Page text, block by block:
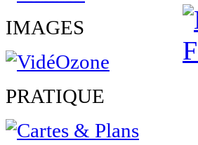
IMAGES
PRATIQUE